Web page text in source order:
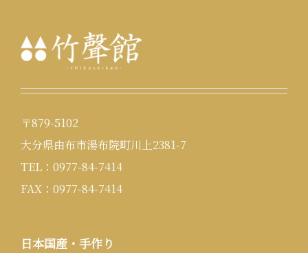
〒879-5102
大分県由布市湯布院町川上2381-7
TEL：0977-84-7414
FAX：0977-84-7414
日本国産・手作り